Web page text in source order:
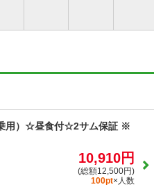
乗用）☆昼食付☆2サム保証 ※
10,910円
(総額12,500円)
100pt×人数